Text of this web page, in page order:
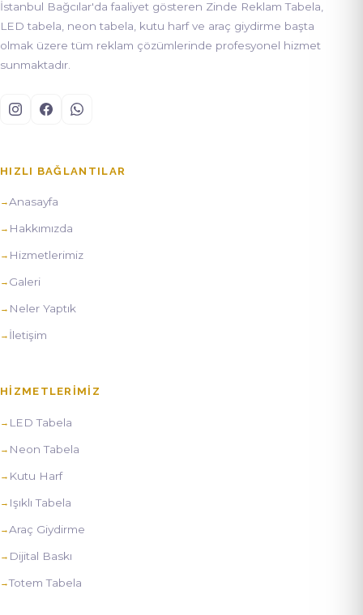
İstanbul Bağcılar'da faaliyet gösteren Zinde Reklam Tabela,
LED tabela, neon tabela, kutu harf ve araç giydirme başta
olmak üzere tüm reklam çözümlerinde profesyonel hizmet
sunmaktadır.
HIZLI BAĞLANTILAR
Anasayfa
Hakkımızda
Hizmetlerimiz
Galeri
Neler Yaptık
İletişim
HIZMETLERIMIZ
LED Tabela
Neon Tabela
Kutu Harf
Işıklı Tabela
Araç Giydirme
Dijital Baskı
Totem Tabela